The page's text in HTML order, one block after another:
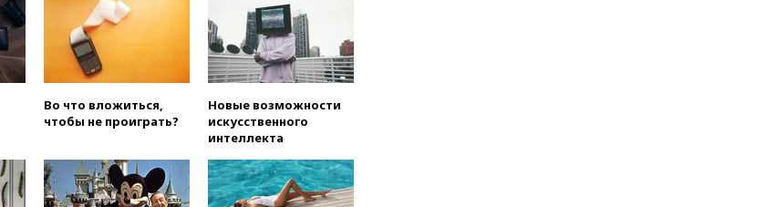
12:57
В Луганске при ракетном
ударе ВСУ по складу
пострадали пять человек
МВД: число
преступлений, связанных с
отмыванием денег, достигло
рекордного показателя
женщина и трехлетний
ребенок погибли при падении
из окна
Во что вложиться,
чтобы не проиграть?
Новые возможности
искусственного
интеллекта